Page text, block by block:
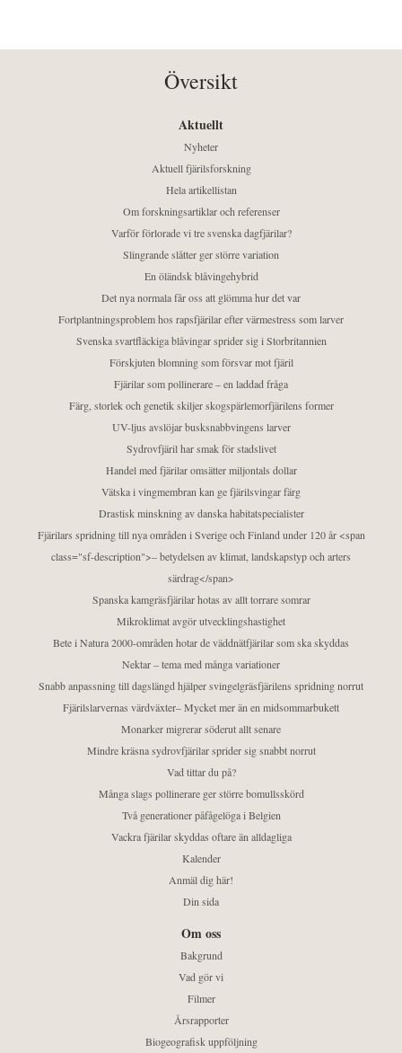
Översikt
Aktuellt
Nyheter
Aktuell fjärilsforskning
Hela artikellistan
Om forskningsartiklar och referenser
Varför förlorade vi tre svenska dagfjärilar?
Slingrande slåtter ger större variation
En öländsk blåvingehybrid
Det nya normala får oss att glömma hur det var
Fortplantningsproblem hos rapsfjärilar efter värmestress som larver
Svenska svartfläckiga blåvingar sprider sig i Storbritannien
Förskjuten blomning som försvar mot fjäril
Fjärilar som pollinerare – en laddad fråga
Färg, storlek och genetik skiljer skogspärlemorfjärilens former
UV-ljus avslöjar busksnabbvingens larver
Sydrovfjäril har smak för stadslivet
Handel med fjärilar omsätter miljontals dollar
Vätska i vingmembran kan ge fjärilsvingar färg
Drastisk minskning av danska habitatspecialister
Fjärilars spridning till nya områden i Sverige och Finland under 120 år <span
class="sf-description">– betydelsen av klimat, landskapstyp och arters
särdrag</span>
Spanska kamgräsfjärilar hotas av allt torrare somrar
Mikroklimat avgör utvecklingshastighet
Bete i Natura 2000-områden hotar de väddnätfjärilar som ska skyddas
Nektar – tema med många variationer
Snabb anpassning till dagslängd hjälper svingelgräsfjärilens spridning norrut
Fjärilslarvernas värdväxter– Mycket mer än en midsommarbukett
Monarker migrerar söderut allt senare
Mindre kräsna sydrovfjärilar sprider sig snabbt norrut
Vad tittar du på?
Många slags pollinerare ger större bomullsskörd
Två generationer påfågelöga i Belgien
Vackra fjärilar skyddas oftare än alldagliga
Kalender
Anmäl dig här!
Din sida
Om oss
Bakgrund
Vad gör vi
Filmer
Årsrapporter
Biogeografisk uppföljning